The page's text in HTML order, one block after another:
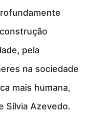
pela
na sociedade
mais humana,
Sílvia Azevedo.